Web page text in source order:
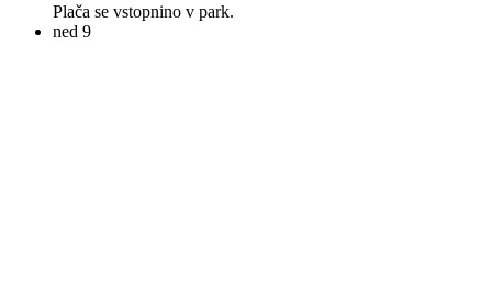
Plača se vstopnino v park.
ned 9